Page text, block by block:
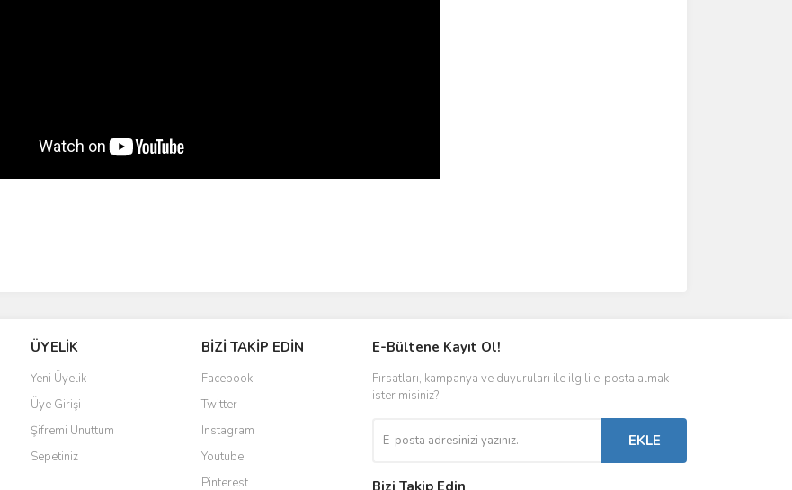
ÜYELİK
Yeni Üyelik
Üye Girişi
Şifremi Unuttum
Sepetiniz
BİZİ TAKİP EDİN
Facebook
Twitter
Instagram
Youtube
Pinterest
E-Bültene Kayıt Ol!
Fırsatları, kampanya ve duyuruları ile ilgili e-posta almak
ister misiniz?
EKLE